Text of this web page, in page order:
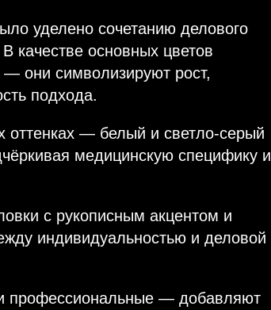
уделено сочетанию делового
качестве основных цветов
они символизируют рост,
подхода.
оттенках — белый и светло-серый
медицинскую специфику и
с рукописным акцентом и
индивидуальностью и деловой
профессиональные — добавляют